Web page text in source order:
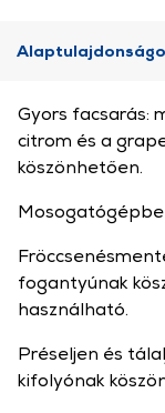
Gyors facsarás:
citrom és a
köszönhetően.
fogantyúnak
használható.
Préseljen és
kifolyónak